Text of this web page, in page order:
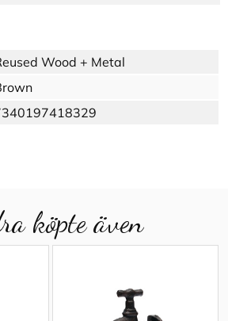
Wood + Metal
köpte även